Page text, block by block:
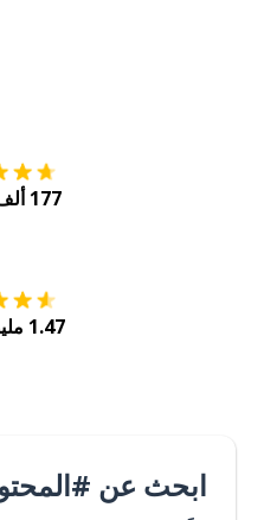
177 ألف تصنيف
1.47 مليون تقييم
ابحث عن